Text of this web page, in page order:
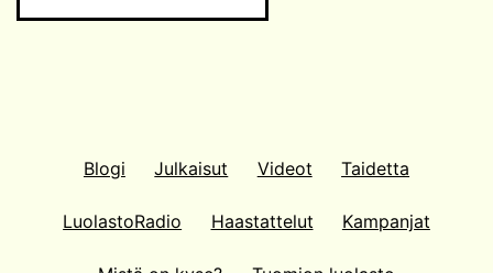
Blogi Julkaisut Videot Taidetta
LuolastoRadio Haastattelut Kampanjat